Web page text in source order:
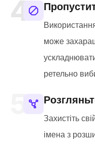
може
ретельно
Захистіть
імена з